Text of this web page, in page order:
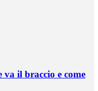
il braccio e come